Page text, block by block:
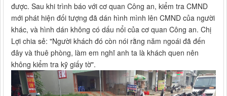
được. Sau khi trình báo với cơ quan Công an, kiểm tra CMND
mới phát hiện đối tượng đã dán hình mình lên CMND của người
khác, và hình dán không có dấu nổi của cơ quan Công an. Chị
Lợi chia sẻ: "Người khách đó còn nói rằng năm ngoái đã đến
đây và thuê phòng, làm em nghĩ anh ta là khách quen nên
không kiểm tra kỹ giấy tờ".